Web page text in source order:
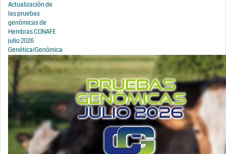
Actualización de
las pruebas
genómicas de
Hembras CONAFE
julio 2026
Genética/Genómica